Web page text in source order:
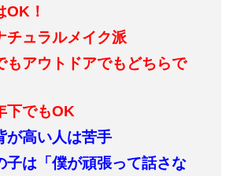
OK！
チュラルメイク派
もアウトドアでもどちらで
下でもOK
が高い人は苦手
子は「僕が頑張って話さな